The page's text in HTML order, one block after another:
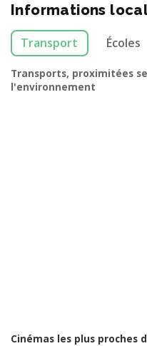
Informations
Transport Écoles
Transports, proximitées
l'environnement
Cinémas les plus proches